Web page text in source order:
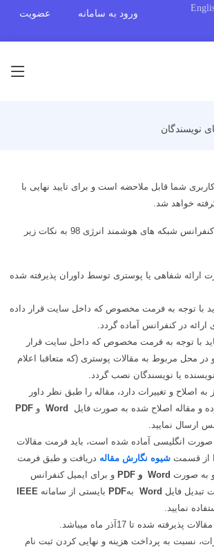
ورود به سامانه عضویت
نویسندگان
شما قابل ملاحضه است و برای تایید نهایی با
خواهد شد.
پذیرفته شدگان مقالات کنفرانس شبکه های هوشمند انرژی 98 به نکات زیر
ارائه شفاهی یا پوستری توسط داوران پذیرفته شده
با توجه به فرمت مخصوص که داخل سایت قرار داده
در کنفرانس آماده گردد.
با توجه به فرمت مخصوص که داخل سایت قرار
در محل مربوط به مقالات پوستری (که متعاقبا اعلام
یا نویسندگان نصب گردد.
به اصلاح و تغییرات دارد، مقاله را طبق نظر داور
و مقاله اصلاح شده به صورت فایل
Word و PDF
ارسال نمایید.
صورت انگلیسی آماده شده است، باید فرمت مقالات
از قسمت شیوه نگارش مقاله دریافت و طبق فرمت
و به صورت Word و PDF و برای ایمیل کنفرانس
تبدیل فایل Word بهPDF بایستی از سامانه IEEE
نمایید.
شده تا 17آذر ماه می­باشد.
نسبت به پرداخت هزینه و نهایی کردن ثبت نام